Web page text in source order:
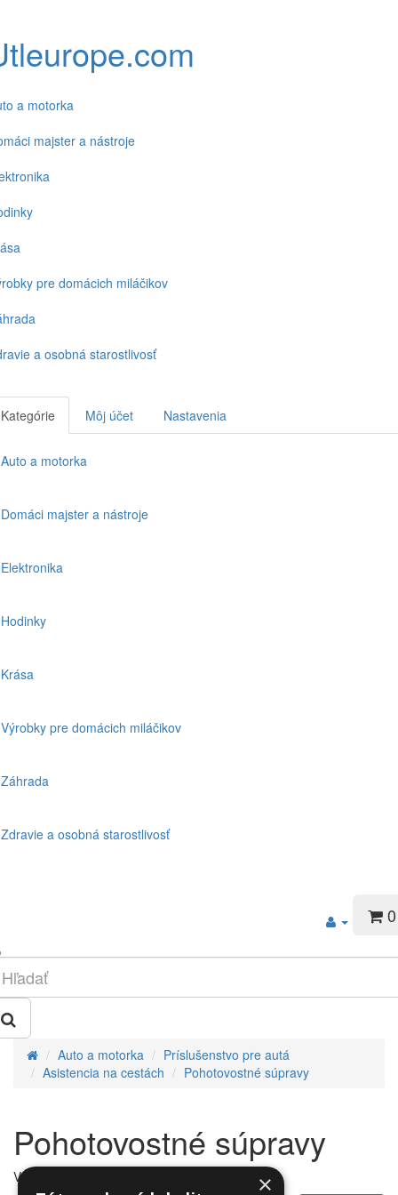
a motorka
majster a nástroje
pre domácich miláčikov
a osobná starostlivosť
Kategórie Môj účet Nastavenia
Auto a motorka
Domáci majster a nástroje
Elektronika
Hodinky
Krása
Výrobky pre domácich miláčikov
Záhrada
Zdravie a osobná starostlivosť
0
Auto a motorka
Príslušenstvo pre autá
Asistencia na cestách
Pohotovostné súpravy
Pohotovostné súpravy
V tejto kategórii nie sú žiadne produkty. ×